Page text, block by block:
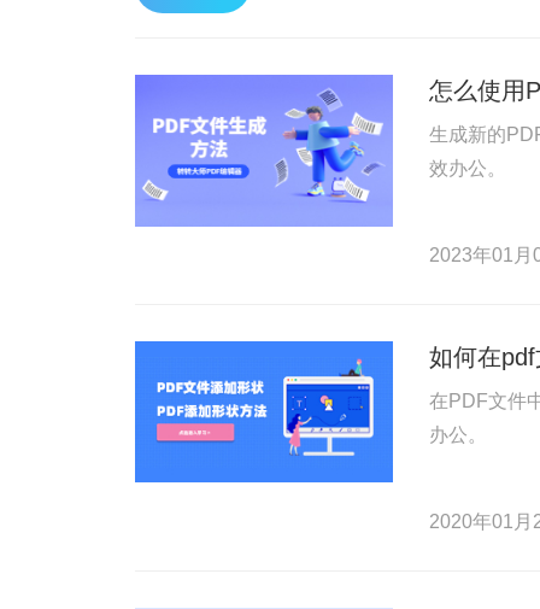
怎么使用
生成新的
效办公。
2023年01月
如何在
在PDF文件
办公。
2020年01月